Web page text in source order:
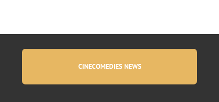
CINECOMEDIES NEWS